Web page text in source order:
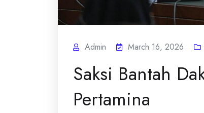
Admin March 16, 2026
Saksi Bantah
Pertamina